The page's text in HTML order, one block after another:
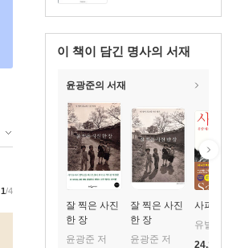
이 책이 담긴 명사의 서재
윤광준의 서재
잘 찍은 사진
한 장
윤광준 저
잘 찍은 사진
한 장
윤광준 저
사피엔스
24,120
1/4